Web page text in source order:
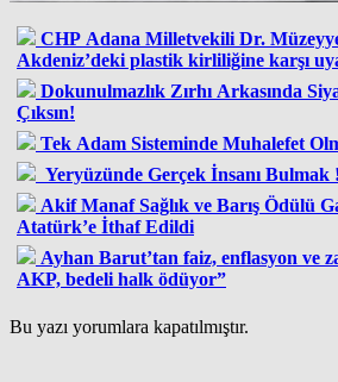
CHP Adana Milletvekili Dr.
Akdeniz’deki plastik kirliliğine karşı
Dokunulmazlık Zırhı Arkasında
Çıksın!
Tek Adam Sisteminde Muhalefet
Yeryüzünde Gerçek İnsanı Bulmak
Akif Manaf Sağlık ve Barış Ödülü
Atatürk’e İthaf Edildi
Ayhan Barut’tan faiz, enflasyon ve
AKP, bedeli halk ödüyor”
Bu yazı yorumlara kapatılmıştır.